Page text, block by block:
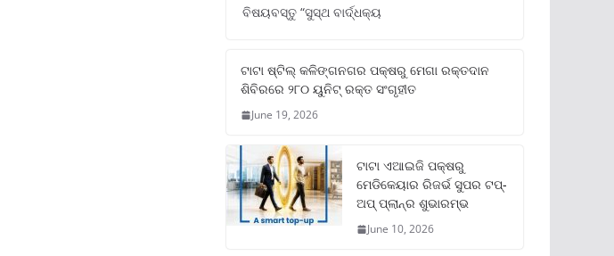
ବିଷୟବସ୍ତୁ “ସୁସ୍ଥ ବାର୍ଦ୍ଧକ୍ୟ
ଟାଟା ଷ୍ଟିଲ୍‌ କଳିଙ୍ଗନଗର ପକ୍ଷରୁ ମେଗା ରକ୍ତଦାନ
ଶିବିରରେ ୨୮୦ ୟୁନିଟ୍‌ ରକ୍ତ ସଂଗୃହୀତ
June 19, 2026
ଟାଟା ଏଆଇଜି ପକ୍ଷରୁ
ମେଡିକେୟାର ରିଜର୍ଭ ସୁପର ଟପ୍‌-
ଅପ୍ ପ୍ଲାନ୍‌ର ଶୁଭାରମ୍ଭ
June 10, 2026